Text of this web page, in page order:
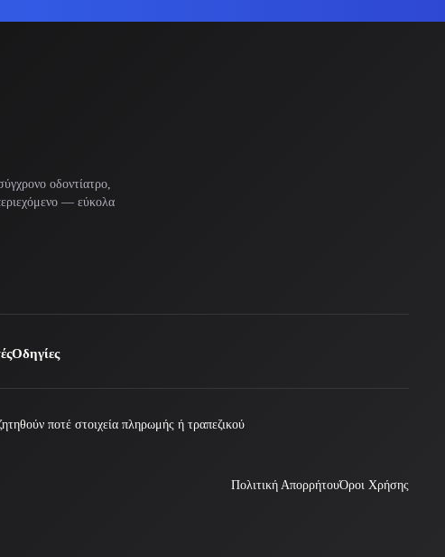
οδοντίατρο,
— εύκολα
Οδηγίες
ποτέ στοιχεία πληρωμής ή τραπεζικού
Πολιτική ΑπορρήτουΌροι Χρήσης